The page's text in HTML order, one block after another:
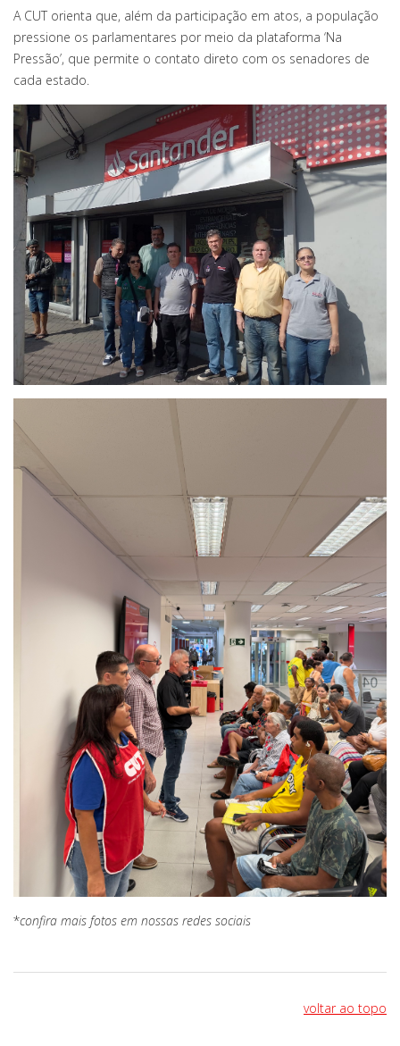
A CUT orienta que, além da participação em atos, a população
pressione os parlamentares por meio da plataforma ‘Na
Pressão’, que permite o contato direto com os senadores de
cada estado.
*confira mais fotos em nossas redes sociais
voltar ao topo